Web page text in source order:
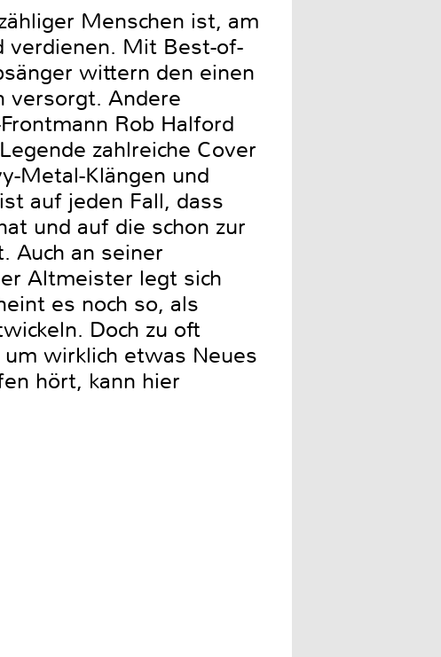
Menschen ist, am
verdienen. Mit Best-of-
wittern den einen
versorgt. Andere
Rob Halford
zahlreiche Cover
Metal-Klängen und
auf jeden Fall, dass
und auf die schon zur
Auch an seiner
Altmeister legt sich
es noch so, als
Doch zu oft
wirklich etwas Neues
hört, kann hier